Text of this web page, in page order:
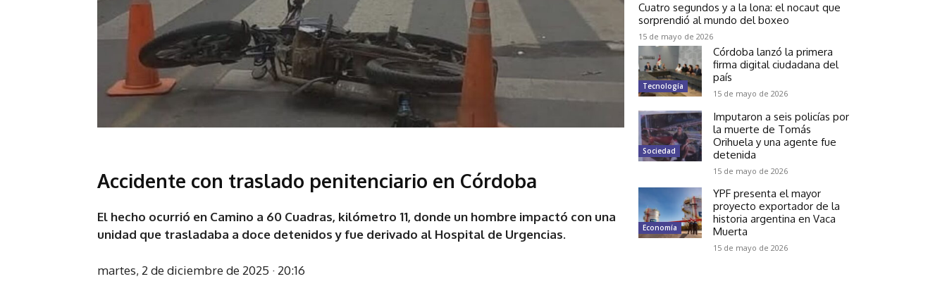
Accidente con traslado penitenciario en Córdoba
El hecho ocurrió en Camino a 60 Cuadras, kilómetro 11, donde un hombre impactó con una
unidad que trasladaba a doce detenidos y fue derivado al Hospital de Urgencias.
martes, 2 de diciembre de 2025 · 20:16
Cuatro segundos y a la lona: el nocaut que
sorprendió al mundo del boxeo
15 de mayo de 2026
Tecnología
Córdoba lanzó la primera
firma digital ciudadana del
país
15 de mayo de 2026
Sociedad
Imputaron a seis policías por
la muerte de Tomás
Orihuela y una agente fue
detenida
15 de mayo de 2026
Economía
YPF presenta el mayor
proyecto exportador de la
historia argentina en Vaca
Muerta
15 de mayo de 2026